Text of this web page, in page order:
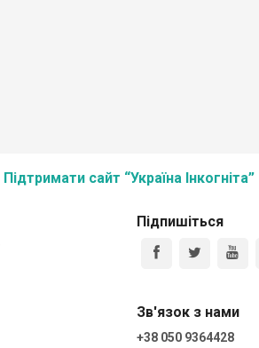
Підтримати сайт “Україна Інкогніта”
Підпишіться
Зв'язок з нами
+38 050 9364428